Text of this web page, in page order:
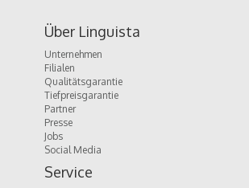
Über Linguista
Unternehmen
Filialen
Qualitätsgarantie
Tiefpreisgarantie
Partner
Presse
Jobs
Social Media
Service